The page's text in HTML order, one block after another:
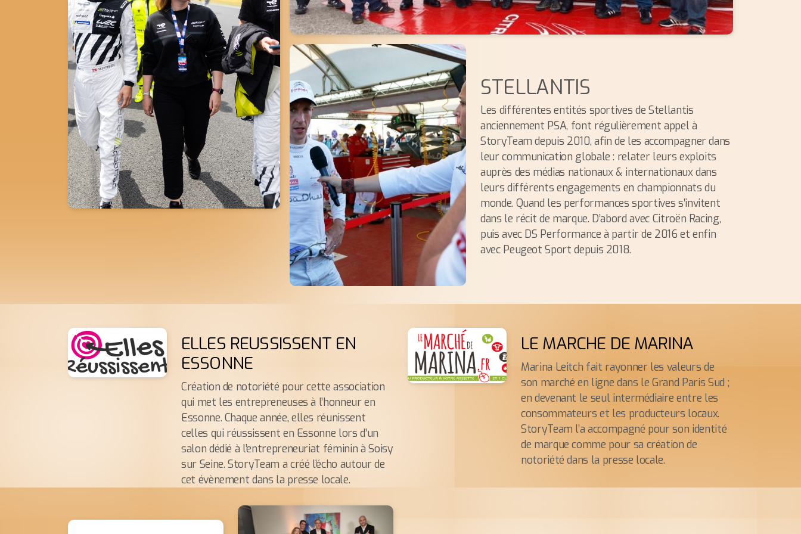
STELLANTIS
Les différentes entités sportives de Stellantis
anciennement PSA, font régulièrement appel à
StoryTeam depuis 2010, afin de les accompagner dans
leur communication globale : relater leurs exploits
auprès des médias nationaux & internationaux dans
leurs différents engagements en championnats du
monde. Quand les performances sportives s’invitent
dans le récit de marque. D’abord avec Citroën Racing,
puis avec DS Performance à partir de 2016 et enfin
avec Peugeot Sport depuis 2018.
ELLES REUSSISSENT EN
ESSONNE
Création de notoriété pour cette association
qui met les entrepreneuses à l’honneur en
Essonne. Chaque année, elles réunissent
celles qui réussissent en Essonne lors d’un
salon dédié à l’entrepreneuriat féminin à Soisy
sur Seine. StoryTeam a créé l’écho autour de
cet évènement dans la presse locale.
LE MARCHE DE MARINA
Marina Leitch fait rayonner les valeurs de
son marché en ligne dans le Grand Paris Sud ;
en devenant le seul intermédiaire entre les
consommateurs et les producteurs locaux.
StoryTeam l’a accompagné pour son identité
de marque comme pour sa création de
notoriété dans la presse locale.